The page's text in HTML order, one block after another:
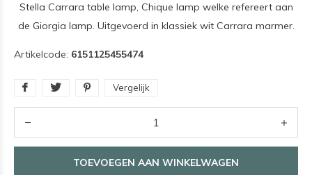
Stella Carrara table lamp, Chique lamp welke refereert aan
de Giorgia lamp. Uitgevoerd in klassiek wit Carrara marmer.
Artikelcode: 6151125455474
Vergelijk
TOEVOEGEN AAN WINKELWAGEN